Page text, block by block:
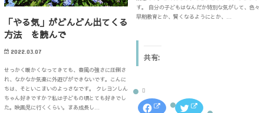
リ
ッ
し
て
く
さ
新
し
い
ウ
ィ
ン
(
新
し
い
ウ
ィ
で
開
き
ま
す
)
ウ
ィ
ン
開
き
ま
す
)
す。 自分の子どもはなんだか特別な気がして、色々
早期教育とか、賢くなるようにとか、…
共有:
F ク
「やる気」がどんどん出てくる
方法 を読んで
2022.03.07
せっかく暖かくなってきても、春風の強さに圧倒さ
れ、なかなか気楽に外遊びができないです。こんに
ちは、そといこまいのよっさなです。 クレヨンしん
ちゃん好きですか？私は子どもの頃とても好きでし
た。映画見に行くくらい。まあ成長し…